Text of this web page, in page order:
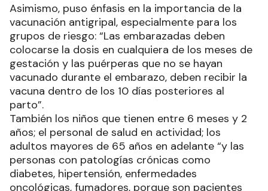
Asimismo, puso énfasis en la importancia de la
vacunación antigripal, especialmente para los
grupos de riesgo: “Las embarazadas deben
colocarse la dosis en cualquiera de los meses de
gestación y las puérperas que no se hayan
vacunado durante el embarazo, deben recibir la
vacuna dentro de los 10 días posteriores al
parto”.
También los niños que tienen entre 6 meses y 2
años; el personal de salud en actividad; los
adultos mayores de 65 años en adelante “y las
personas con patologías crónicas como
diabetes, hipertensión, enfermedades
oncológicas, fumadores, porque son pacientes